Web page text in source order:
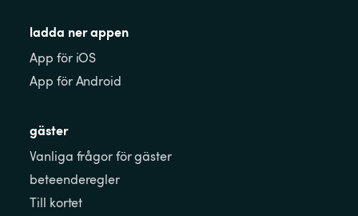
ladda ner appen
App för iOS
App för Android
gäster
Vanliga frågor för gäster
beteenderegler
Till kortet